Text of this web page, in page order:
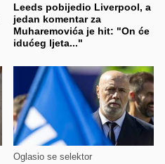
Leeds pobijedio Liverpool, a
jedan komentar za
Muharemovića je hit: "On će
idućeg ljeta..."
Oglasio se selektor